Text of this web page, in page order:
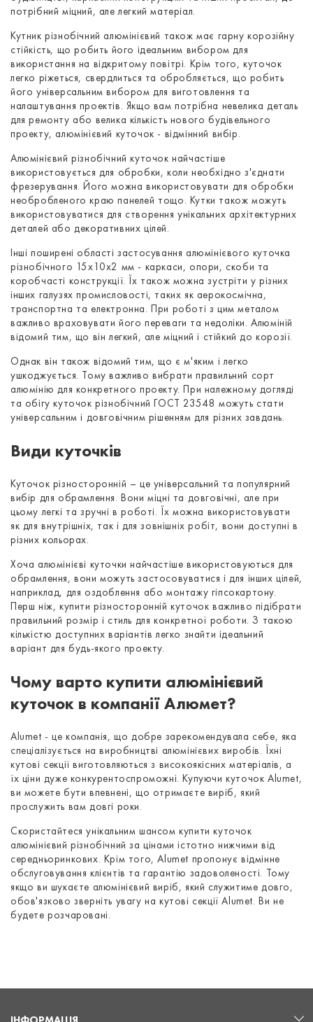
потрібний міцний, але легкий матеріал.
Кутник різнобічний алюмінієвий також має гарну корозійну
стійкість, що робить його ідеальним вибором для
використання на відкритому повітрі. Крім того, куточок
легко ріжеться, свердлиться та обробляється, що робить
його універсальним вибором для виготовлення та
налаштування проектів. Якщо вам потрібна невелика деталь
для ремонту або велика кількість нового будівельного
проекту, алюмінієвий куточок - відмінний вибір.
Алюмінієвий різнобічний куточок найчастіше
використовується для обробки, коли необхідно з'єднати
фрезерування. Його можна використовувати для обробки
необробленого краю панелей тощо. Кутки також можуть
використовуватися для створення унікальних архітектурних
деталей або декоративних цілей.
Інші поширені області застосування алюмінієвого куточка
різнобічного 15x10x2 мм - каркаси, опори, скоби та
коробчасті конструкції. Їх також можна зустріти у різних
інших галузях промисловості, таких як аерокосмічна,
транспортна та електронна. При роботі з цим металом
важливо враховувати його переваги та недоліки. Алюміній
відомий тим, що він легкий, але міцний і стійкий до корозії.
Однак він також відомий тим, що є м'яким і легко
ушкоджується. Тому важливо вибрати правильний сорт
алюмінію для конкретного проекту. При належному догляді
та обігу куточок різнобічний ГОСТ 23548 можуть стати
універсальним і довговічним рішенням для різних завдань.
Види куточків
Куточок різносторонній – це універсальний та популярний
вибір для обрамлення. Вони міцні та довговічні, але при
цьому легкі та зручні в роботі. Їх можна використовувати
як для внутрішніх, так і для зовнішніх робіт, вони доступні в
різних кольорах.
Хоча алюмінієві куточки найчастіше використовуються для
обрамлення, вони можуть застосовуватися і для інших цілей,
наприклад, для оздоблення або монтажу гіпсокартону.
Перш ніж, купити різносторонній куточок важливо підібрати
правильний розмір і стиль для конкретної роботи. З такою
кількістю доступних варіантів легко знайти ідеальний
варіант для будь-якого проекту.
Чому варто купити алюмінієвий
куточок в компанії Алюмет?
Alumet - це компанія, що добре зарекомендувала себе, яка
спеціалізується на виробництві алюмінієвих виробів. Їхні
кутові секції виготовляються з високоякісних матеріалів, а
їх ціни дуже конкурентоспроможні. Купуючи куточок Alumet,
ви можете бути впевнені, що отримаєте виріб, який
прослужить вам довгі роки.
Скористайтеся унікальним шансом купити куточок
алюмінієвий різнобічний за цінами істотно нижчими від
середньоринкових. Крім того, Alumet пропонує відмінне
обслуговування клієнтів та гарантію задоволеності. Тому
якщо ви шукаєте алюмінієвий виріб, який служитиме довго,
обов'язково зверніть увагу на кутові секції Alumet. Ви не
будете розчаровані.